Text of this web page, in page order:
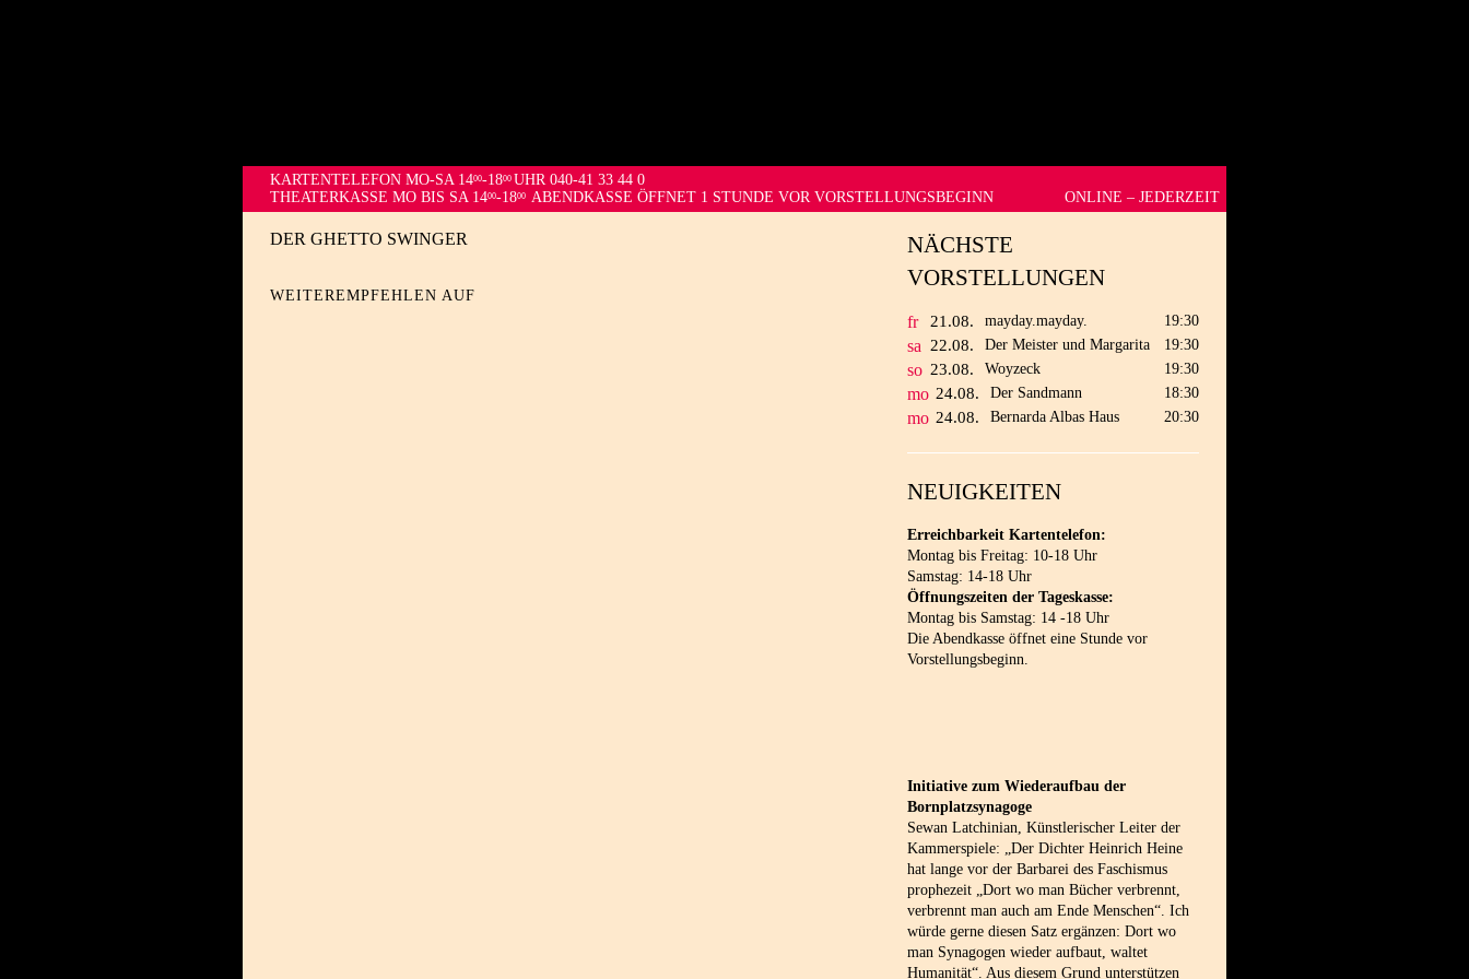
KARTENTELEFON MO-SA 1400-1800 UHR 040-41 33 44 0
THEATERKASSE MO BIS SA 1400-1800 ABENDKASSE ÖFFNET 1 STUNDE VOR VORSTELLUNGSBEGINN ONLINE – JEDERZEIT
DER GHETTO SWINGER
WEITEREMPFEHLEN AUF
NÄCHSTE
VORSTELLUNGEN
fr 21.08. mayday.mayday. 19:30
sa 22.08. Der Meister und Margarita 19:30
so 23.08. Woyzeck 19:30
mo 24.08. Der Sandmann 18:30
mo 24.08. Bernarda Albas Haus 20:30
NEUIGKEITEN
Erreichbarkeit Kartentelefon:
Montag bis Freitag: 10-18 Uhr
Samstag: 14-18 Uhr
Öffnungszeiten der Tageskasse:
Montag bis Samstag: 14 -18 Uhr
Die Abendkasse öffnet eine Stunde vor
Vorstellungsbeginn.
Initiative zum Wiederaufbau der
Bornplatzsynagoge
Sewan Latchinian, Künstlerischer Leiter der
Kammerspiele: „Der Dichter Heinrich Heine
hat lange vor der Barbarei des Faschismus
prophezeit „Dort wo man Bücher verbrennt,
verbrennt man auch am Ende Menschen“. Ich
würde gerne diesen Satz ergänzen: Dort wo
man Synagogen wieder aufbaut, waltet
Humanität“. Aus diesem Grund unterstützen